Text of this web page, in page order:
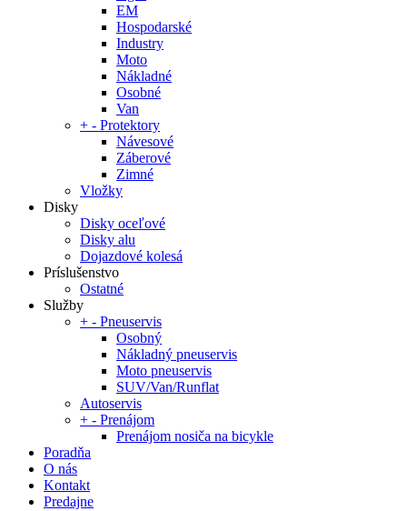
EM
Hospodarské
Industry
Moto
Nákladné
Osobné
Van
+ - Protektory
Návesové
Záberové
Zimné
Vložky
Disky
Disky oceľové
Disky alu
Dojazdové kolesá
Príslušenstvo
Ostatné
Služby
+ - Pneuservis
Osobný
Nákladný pneuservis
Moto pneuservis
SUV/Van/Runflat
Autoservis
+ - Prenájom
Prenájom nosiča na bicykle
Poradňa
O nás
Kontakt
Predajne